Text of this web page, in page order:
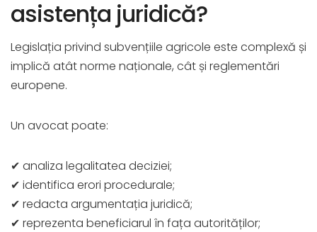
asistența juridică?
Legislația privind subvențiile agricole este complexă și
implică atât norme naționale, cât și reglementări
europene.
Un avocat poate:
✔ analiza legalitatea deciziei;
✔ identifica erori procedurale;
✔ redacta argumentația juridică;
✔ reprezenta beneficiarul în fața autorităților;